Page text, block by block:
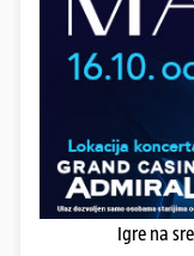
Igre na